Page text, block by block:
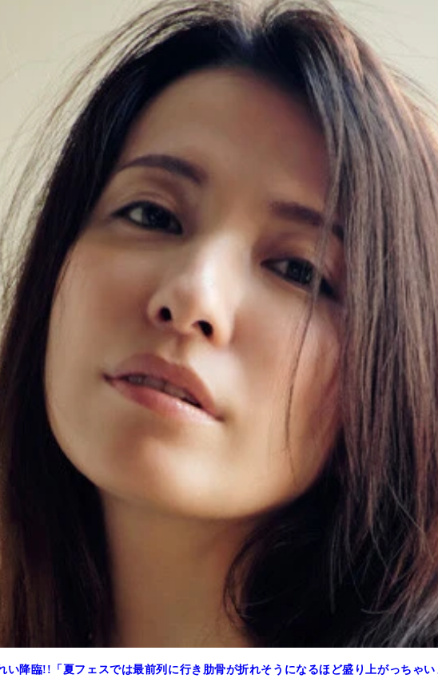
還』／撮影：小塚毅之
』／撮影：中村和孝
たりっきりで』／撮影：岡本武志
降臨!!「夏フェスでは最前列に行き肋骨が折れそうになるほど盛り上がっちゃい